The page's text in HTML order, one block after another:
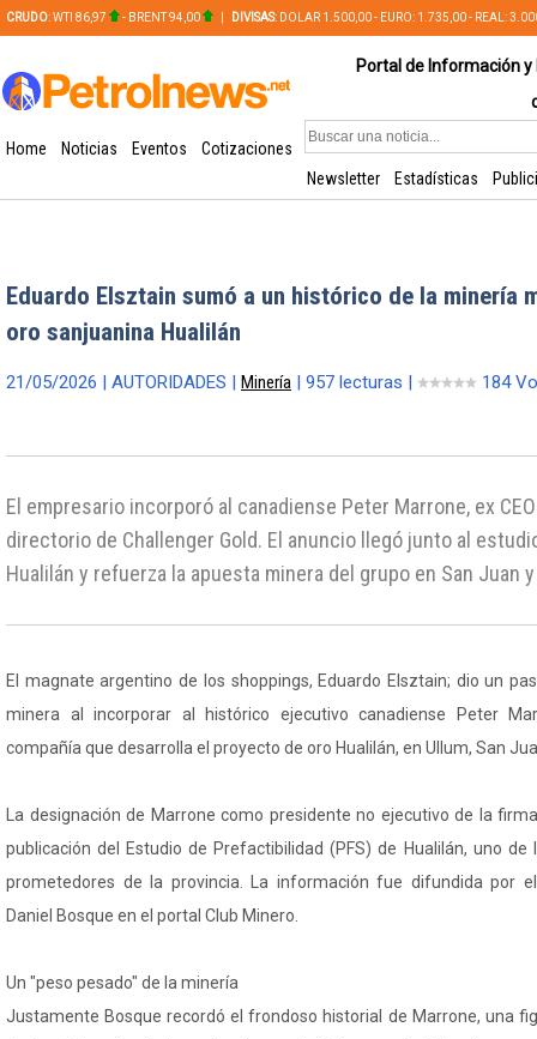
CRUDO: WTI 86,97 - BRENT 94,00 DIVISAS: DOLAR 1.500,00 - EURO: 1.735,00 - REAL:
Portal de Información
Home Noticias Eventos
Cotizaciones
Newsletter
Estadísticas
Eduardo Elsztain sumó a un histórico de la minería
oro sanjuanina Hualilán
21/05/2026 | AUTORIDADES | Minería | 957 lecturas | 184
El empresario incorporó al canadiense Peter Marrone, ex CEO
directorio de Challenger Gold. El anuncio llegó junto al
Hualilán y refuerza la apuesta minera del grupo en San Juan
El magnate argentino de los shoppings, Eduardo Elsztain; dio un
minera al incorporar al histórico ejecutivo canadiense Peter
compañía que desarrolla el proyecto de oro Hualilán, en Ullum, San
La designación de Marrone como presidente no ejecutivo de la
publicación del Estudio de Prefactibilidad (PFS) de Hualilán, uno
prometedores de la provincia. La información fue difundida por
Daniel Bosque en el portal Club Minero.
Un "peso pesado" de la minería
Justamente Bosque recordó el frondoso historial de Marrone, una